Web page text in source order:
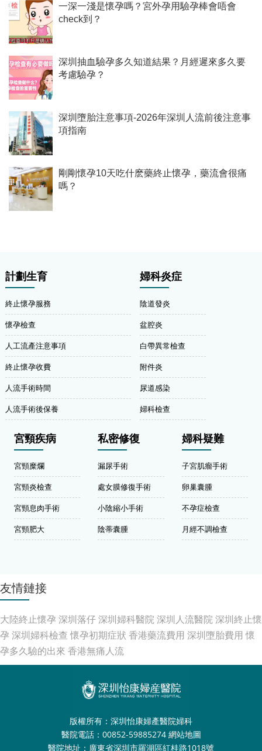
一深一淺是懷孕嗎？宮外孕用驗孕棒會唔會
check到？
深圳抽血驗孕多久知道結果？月經遲來多久要
考慮驗孕？
深圳墮胎注意事項-2026年深圳人流前後注意事
項指南
剛剛懷孕10天吃什麽藥終止懷孕，藥流會很痛
嗎？
計劃生育
終止懷孕服務
懷孕檢查
人工流產注意事項
終止懷孕收費
人流手術時間
人流手術後保養
婦科炎症
陰道發炎
盆腔炎
白帶異常檢查
附件炎
尿道感染
婦科檢查
宮頸疾病
宮頸糜爛
宮頸炎檢查
宮頸息肉手術
宮頸肥大
私密修復
漏尿手術
處女膜修復手術
小陰縮小手術
陰蒂囊腫
婦科疑難
子宮肌瘤手術
卵巢囊腫
不孕症檢查
月經不調檢查
友情鏈接
大陸終止懷孕 深圳落仔深圳婦科醫院深圳人流醫院深圳終止懷
孕 深圳婦科檢查 懷孕初期症狀 香港藥流費用 深圳墮胎費用 懷
孕多久驗的出來 香港無痛人流
版權所有：深圳怡康婦產醫院婦科
醫院電話：00852-59885274 網站地圖
醫院地址：廣東省深圳市羅湖區紅桂路1018號